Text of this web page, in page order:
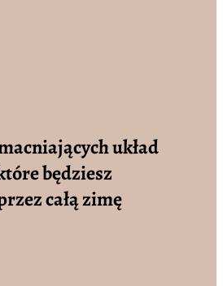
układ
będziesz
całą zimę